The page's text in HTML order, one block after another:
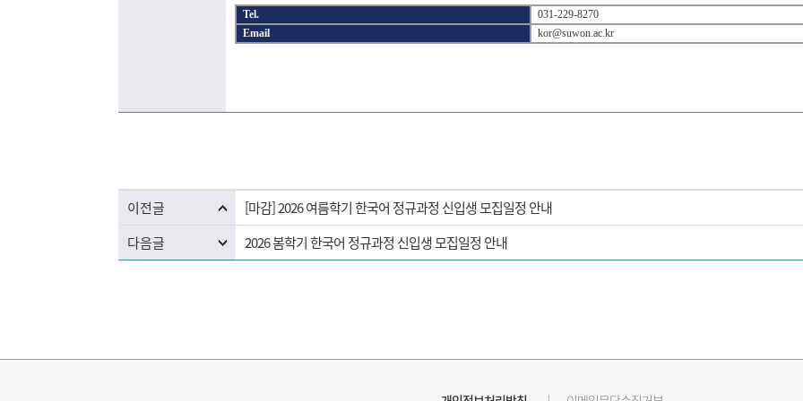
Tel.
031-229-8270
Email
kor@suwon.ac.kr
이전글
[마감] 2026 여름학기 한국어 정규과정 신입생 모집일정 안내
다음글
2026 봄학기 한국어 정규과정 신입생 모집일정 안내